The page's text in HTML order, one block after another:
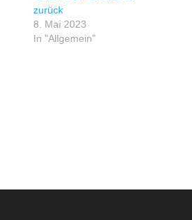
zurück
8. Mai 2023
In "Allgemein"